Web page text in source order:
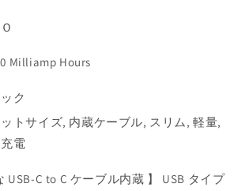
Milliamp Hours
ク
トサイズ, 内蔵ケーブル, スリム, 軽量,
電
USB-C to C ケーブル内蔵 】 USB タイプ